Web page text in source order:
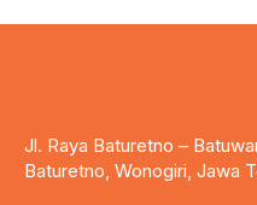
Jl. Raya Baturetno –
Baturetno, Wonogiri, Jawa